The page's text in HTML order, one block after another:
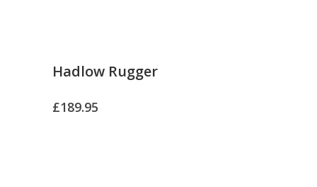
Hadlow Rugger
£189.95